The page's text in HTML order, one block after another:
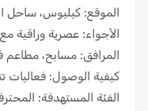
الموقع: كيليوس، ساحل
الأجواء: عصرية وراقية
المرافق: مسابح، مطاعم
كيفية الوصول: فعاليات
الفئة المستهدفة: